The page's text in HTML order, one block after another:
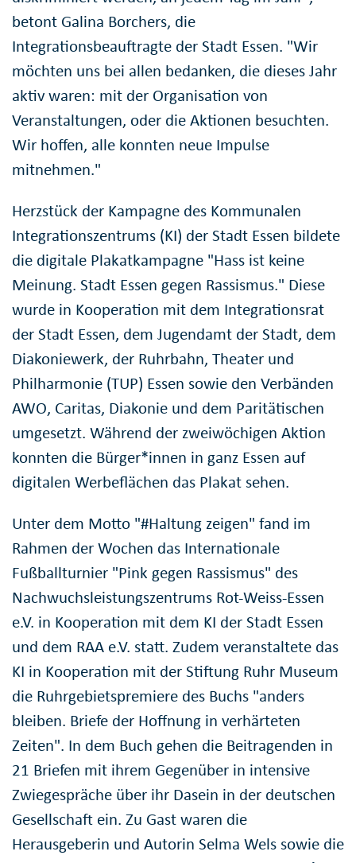
betont Galina Borchers, die
Integrationsbeauftragte der Stadt Essen. "Wir
möchten uns bei allen bedanken, die dieses Jahr
aktiv waren: mit der Organisation von
Veranstaltungen, oder die Aktionen besuchten.
Wir hoffen, alle konnten neue Impulse
mitnehmen."
Herzstück der Kampagne des Kommunalen
Integrationszentrums (KI) der Stadt Essen bildete
die digitale Plakatkampagne "Hass ist keine
Meinung. Stadt Essen gegen Rassismus." Diese
wurde in Kooperation mit dem Integrationsrat
der Stadt Essen, dem Jugendamt der Stadt, dem
Diakoniewerk, der Ruhrbahn, Theater und
Philharmonie (TUP) Essen sowie den Verbänden
AWO, Caritas, Diakonie und dem Paritätischen
umgesetzt. Während der zweiwöchigen Aktion
konnten die Bürger*innen in ganz Essen auf
digitalen Werbeflächen das Plakat sehen.
Unter dem Motto "#Haltung zeigen" fand im
Rahmen der Wochen das Internationale
Fußballturnier "Pink gegen Rassismus" des
Nachwuchsleistungszentrums Rot-Weiss-Essen
e.V. in Kooperation mit dem KI der Stadt Essen
und dem RAA e.V. statt. Zudem veranstaltete das
KI in Kooperation mit der Stiftung Ruhr Museum
die Ruhrgebietspremiere des Buchs "anders
bleiben. Briefe der Hoffnung in verhärteten
Zeiten". In dem Buch gehen die Beitragenden in
21 Briefen mit ihrem Gegenüber in intensive
Zwiegespräche über ihr Dasein in der deutschen
Gesellschaft ein. Zu Gast waren die
Herausgeberin und Autorin Selma Wels sowie die